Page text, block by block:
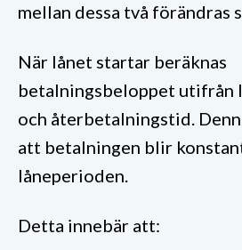
mellan dessa två förändras
När lånet startar beräknas
betalningsbeloppet utifrån
och återbetalningstid.
att betalningen blir
låneperioden.
Detta innebär att: